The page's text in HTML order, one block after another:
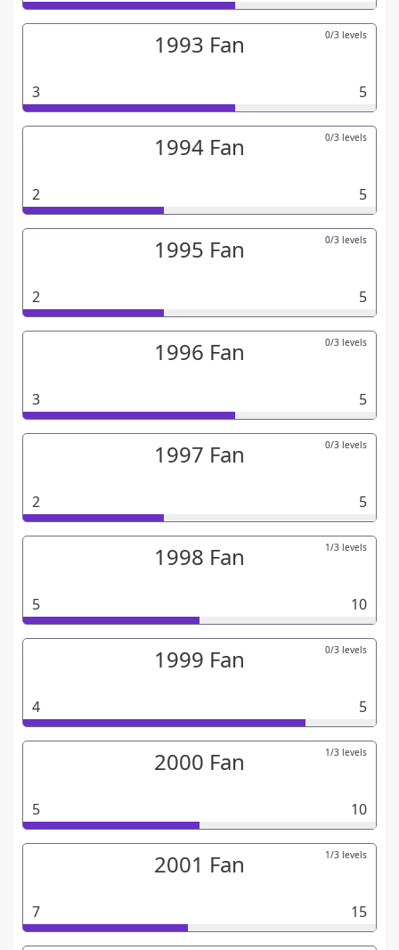
1993 Fan 0/3 levels
3 5
1994 Fan 0/3 levels
2 5
1995 Fan 0/3 levels
2 5
1996 Fan 0/3 levels
3 5
1997 Fan 0/3 levels
2 5
1998 Fan 1/3 levels
5 10
1999 Fan 0/3 levels
4 5
2000 Fan 1/3 levels
5 10
2001 Fan 1/3 levels
7 15